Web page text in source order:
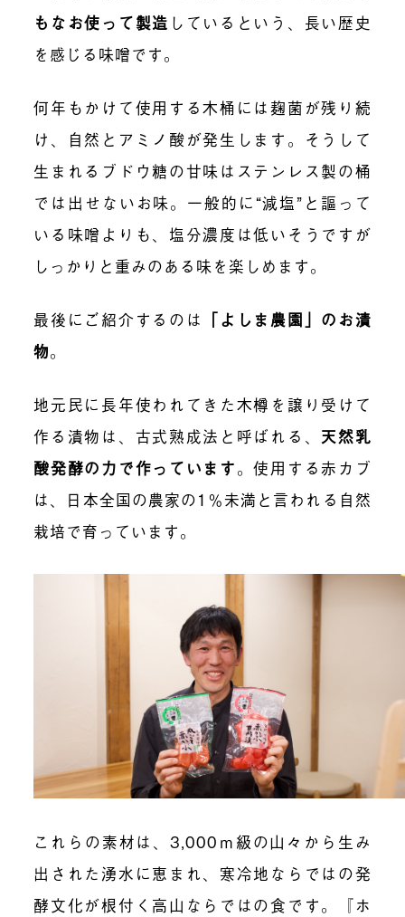
もなお使って製造 しているという、長い歴史
を感じる味噌です。
何年もかけて使用する木桶には麹菌が残り続
け、自然とアミノ酸が発生します。そうして
生まれるブドウ糖の甘味はステンレス製の桶
では出せないお味。一般的に“減塩”と謳って
いる味噌よりも、塩分濃度は低いそうですが
しっかりと重みのある味を楽しめます。
最後にご紹介するのは 「よしま農園」のお漬
物。
地元民に長年使われてきた木樽を譲り受けて
作る漬物は、古式熟成法と呼ばれる、 天然乳
酸発酵の力で作っています。使用する赤カブ
は、日本全国の農家の1％未満と言われる自然
栽培で育っています。
これらの素材は、3,000ｍ級の山々から生み
出された湧水に恵まれ、寒冷地ならではの発
酵文化が根付く高山ならではの食です。『ホ